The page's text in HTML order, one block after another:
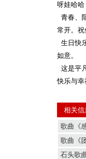
呀娃哈
青春、
常开。祝
生日快
如意。
这是平
快乐与幸
相关信
歌曲《
歌曲《
石头歌